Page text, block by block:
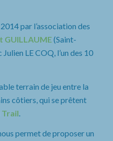
par l’association des
GUILLAUME(Saint-
LE COQ, l’un des 10
terrain de jeu entre la
côtiers, qui se prêtent
permet de proposer un